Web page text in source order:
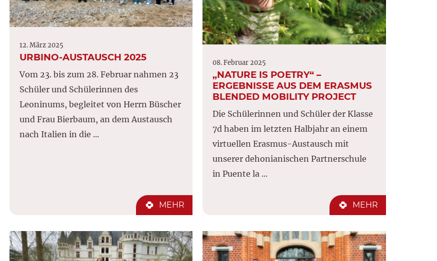
12. März 2025
URBINO-AUSTAUSCH 2025
Vom 23. bis zum 28. Februar nahmen 23
Schüler und Schülerinnen des
Leoninums, begleitet von Herrn Büscher
und Frau Bierbaum, an dem Austausch
nach Italien in die ...
MEHR
08. Februar 2025
„NATURE IS POETRY“ –
ERGEBNISSE AUS DEM ERASMUS
BLENDED MOBILITY PROJECT
Die Schülerinnen und Schüler der Klasse
7d haben im letzten Halbjahr an einem
virtuellen Erasmus-Austausch mit
unserer dehonianischen Partnerschule
in Puente la ...
MEHR